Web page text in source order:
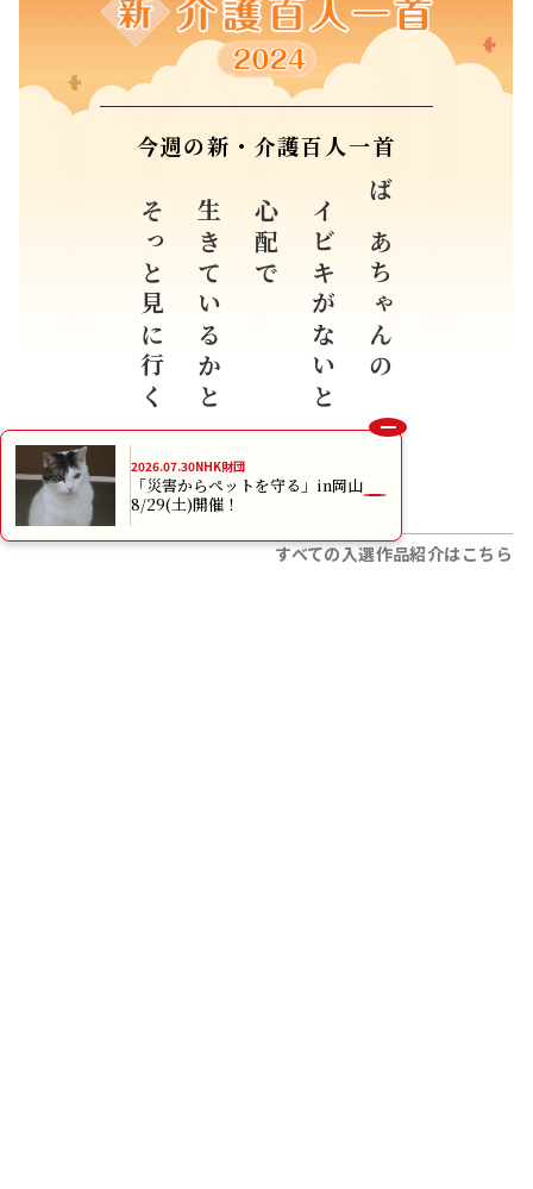
今週の新・介護百人一首
ばあちゃんの
イビキがないと
心配で
生きているかと
そっと見に行く
愛知県 河嶋 詩文 （18歳）
すべての入選作品紹介はこちら
2026.07.30NHK財団
「災害からペットを守る」in岡山
8/29(土)開催！